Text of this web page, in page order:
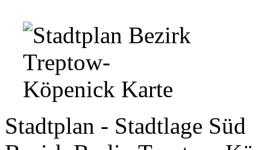
Stadtplan - Stadtlage Süd